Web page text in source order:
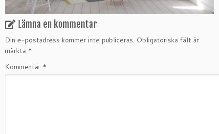
Lämna en kommentar
Din e-postadress kommer inte publiceras. Obligatoriska fält är
märkta *
Kommentar *